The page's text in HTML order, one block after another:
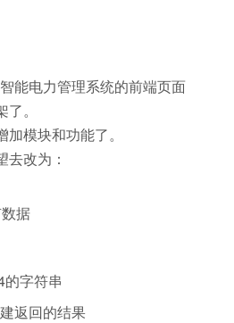
能电力管理系统的前端页面
。
模块和功能了。
改为：
据
字符串
返回的结果